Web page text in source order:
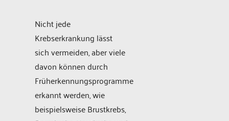
Nicht jede
Krebserkrankung lässt
sich vermeiden, aber viele
davon können durch
Früherkennungsprogramme
erkannt werden, wie
beispielsweise Brustkrebs,